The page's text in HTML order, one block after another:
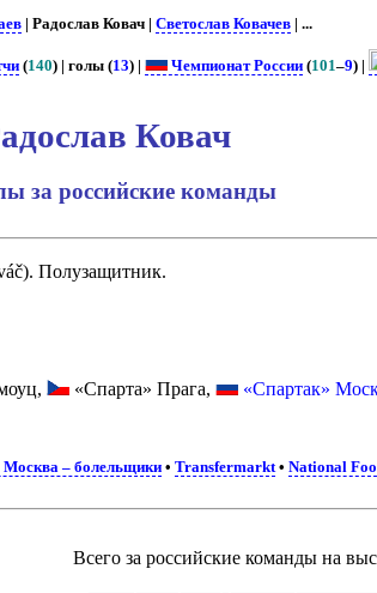
| Радослав Ковач | Светослав Ковачев| ...
(140) | голы (13) | Чемпионат России(101–9) |
Ковач
за российские команды
Полузащитник.
«Спарта» Прага, «Спартак»
– болельщики •Transfermarkt•National
Всего за российские команды на